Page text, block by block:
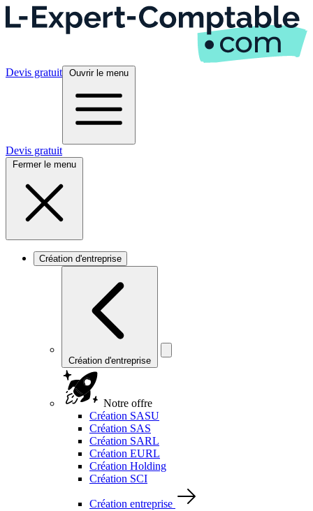
Devis gratuit Ouvrir le menu
Devis gratuit
Fermer le menu
Création d'entreprise
Création d'entreprise
Notre offre
Création SASU
Création SAS
Création SARL
Création EURL
Création Holding
Création SCI
Création entreprise